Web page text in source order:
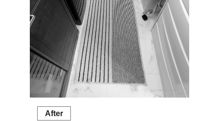
After